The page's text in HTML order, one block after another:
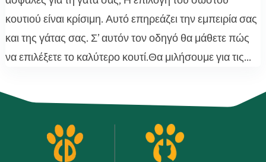
κουτιού είναι κρίσιμη. Αυτό επηρεάζει την εμπειρία σας
και της γάτας σας. Σ’ αυτόν τον οδηγό θα μάθετε πώς
να επιλέξετε το καλύτερο κουτί.Θα μιλήσουμε για τις...